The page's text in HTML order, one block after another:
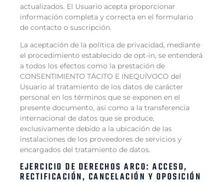
actualizados. El Usuario acepta proporcionar
información completa y correcta en el formulario
de contacto o suscripción.
La aceptación de la política de privacidad, mediante
el procedimiento establecido de opt-in, se entenderá
a todos los efectos como la prestación de
CONSENTIMIENTO TÁCITO E INEQUÍVOCO del
Usuario al tratamiento de los datos de carácter
personal en los términos que se exponen en el
presente documento, así como a la transferencia
internacional de datos que se produce,
exclusivamente debido a la ubicación de las
instalaciones de los proveedores de servicios y
encargados del tratamiento de datos.
EJERCICIO DE DERECHOS ARCO: ACCESO,
RECTIFICACIÓN, CANCELACIÓN Y OPOSICIÓN